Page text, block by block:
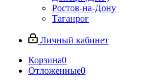
Ростов-на-Дону
Таганрог
Личный кабинет
Корзина0
Отложенные0